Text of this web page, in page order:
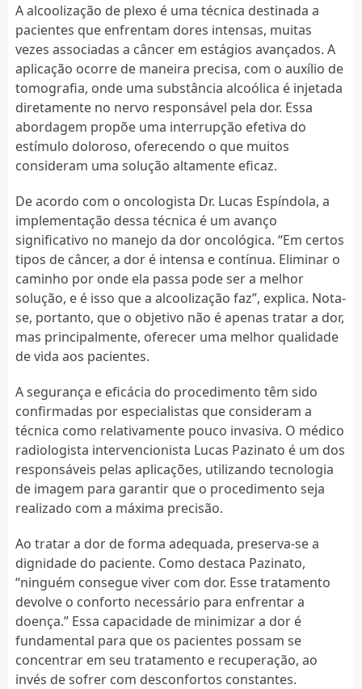
A alcoolização de plexo é uma técnica destinada a
pacientes que enfrentam dores intensas, muitas
vezes associadas a câncer em estágios avançados. A
aplicação ocorre de maneira precisa, com o auxílio de
tomografia, onde uma substância alcoólica é injetada
diretamente no nervo responsável pela dor. Essa
abordagem propõe uma interrupção efetiva do
estímulo doloroso, oferecendo o que muitos
consideram uma solução altamente eficaz.
De acordo com o oncologista Dr. Lucas Espíndola, a
implementação dessa técnica é um avanço
significativo no manejo da dor oncológica. “Em certos
tipos de câncer, a dor é intensa e contínua. Eliminar o
caminho por onde ela passa pode ser a melhor
solução, e é isso que a alcoolização faz”, explica. Nota-
se, portanto, que o objetivo não é apenas tratar a dor,
mas principalmente, oferecer uma melhor qualidade
de vida aos pacientes.
A segurança e eficácia do procedimento têm sido
confirmadas por especialistas que consideram a
técnica como relativamente pouco invasiva. O médico
radiologista intervencionista Lucas Pazinato é um dos
responsáveis pelas aplicações, utilizando tecnologia
de imagem para garantir que o procedimento seja
realizado com a máxima precisão.
Ao tratar a dor de forma adequada, preserva-se a
dignidade do paciente. Como destaca Pazinato,
“ninguém consegue viver com dor. Esse tratamento
devolve o conforto necessário para enfrentar a
doença.” Essa capacidade de minimizar a dor é
fundamental para que os pacientes possam se
concentrar em seu tratamento e recuperação, ao
invés de sofrer com desconfortos constantes.